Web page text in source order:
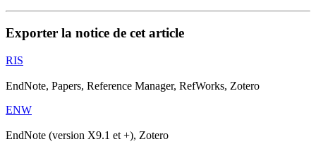
Exporter la notice de cet article
RIS
EndNote, Papers, Reference Manager, RefWorks, Zotero
ENW
EndNote (version X9.1 et +), Zotero